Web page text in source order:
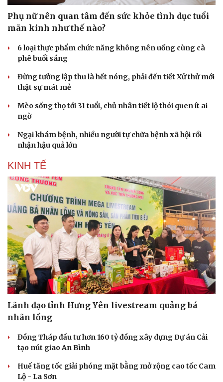
Doanh nghiệp
Thông tin doanh nghiệp
Doanh nhân
Vì cộng đồng
Công nghệ
Trải nghiệm
Phụ nữ nên quan tâm đến sức khỏe tình dục tuổi
mãn kinh như thế nào?
6 loại thực phẩm chức năng không nên uống cùng cà
phê buổi sáng
Đừng tưởng lập thu là hết nóng, phải đến tiết Xử thử mới
thật sự mát mẻ
Mèo sống thọ tới 31 tuổi, chủ nhân tiết lộ thói quen ít ai
ngờ
Ngại khám bệnh, nhiều người tự chữa bệnh xã hội rồi
nhận hậu quả lớn
KINH TẾ
Lãnh đạo tỉnh Hưng Yên livestream quảng bá
nhãn lồng
Đồng Tháp đầu tư hơn 160 tỷ đồng xây dựng Dự án Cải
tạo nút giao An Bình
Huế tăng tốc giải phóng mặt bằng mở rộng cao tốc Cam
Lộ - La Sơn